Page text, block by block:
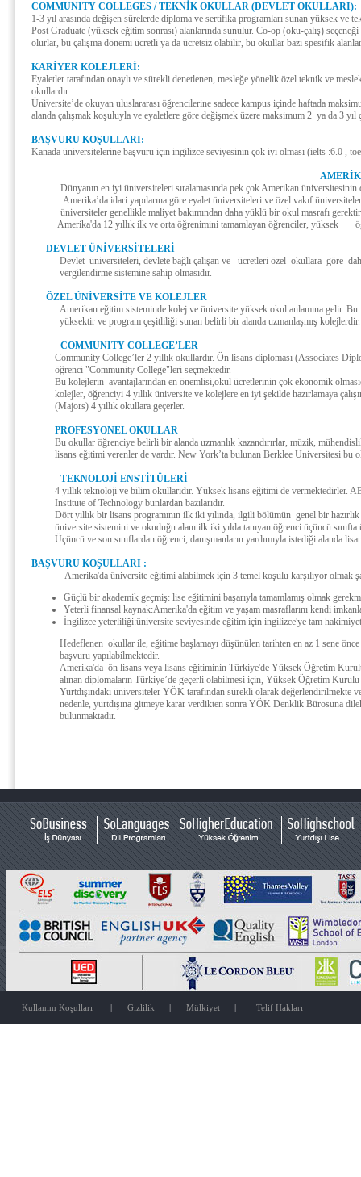
COMMUNITY COLLEGES / TEKNİK OKULLAR (DEVLET OKULLARI):
1-3 yıl arasında değişen sürelerde diploma ve sertifika programları sunan yüksek
Post Graduate (yüksek eğitim sonrası) alanlarında sunulur. Co-op (oku-çalış)
olurlar, bu çalışma dönemi ücretli ya da ücretsiz olabilir, bu okullar bazı spesifik
KARİYER KOLEJLERİ:
Eyaletler tarafından onaylı ve sürekli denetlenen, mesleğe yönelik özel teknik ve
okullardır.
Üniversite’de okuyan uluslararası öğrencilerine sadece kampus içinde haftada
alanda çalışmak koşuluyla ve eyaletlere göre değişmek üzere maksimum 2 ya da 3
BAŞVURU KOŞULLARI:
Kanada üniversitelerine başvuru için ingilizce seviyesinin çok iyi olması (ielts :6.0 ,
Dünyanın en iyi üniversiteleri sıralamasında pek çok Amerikan
Amerika’da idari yapılarına göre eyalet üniversiteleri ve özel vakıf
üniversiteler genellikle maliyet bakımından daha yüklü bir okul masrafı
Amerika'da 12 yıllık ilk ve orta öğrenimini tamamlayan öğrenciler, yüksek
DEVLET ÜNİVERSİTELERİ
Devlet üniversiteleri, devlete bağlı çalışan ve ücretleri özel okullara göre
vergilendirme sistemine sahip olmasıdır.
ÖZEL ÜNİVERSİTE VE KOLEJLER
Amerikan eğitim sisteminde kolej ve üniversite yüksek okul anlamına gelir.
yüksektir ve program çeşitliliği sunan belirli bir alanda uzmanlaşmış kolejlerdir.
COMMUNITY COLLEGE’LER
Community College’ler 2 yıllık okullardır. Ön lisans diploması (Associates
öğrenci "Community College"leri seçmektedir.
Bu kolejlerin avantajlarından en önemlisi,okul ücretlerinin çok ekonomik
kolejler, öğrenciyi 4 yıllık üniversite ve kolejlere en iyi şekilde hazırlamaya
(Majors) 4 yıllık okullara geçerler.
PROFESYONEL OKULLAR
Bu okullar öğrenciye belirli bir alanda uzmanlık kazandırırlar, müzik,
lisans eğitimi verenler de vardır. New York’ta bulunan Berklee Universitesi bu
TEKNOLOJİ ENSTİTÜLERİ
4 yıllık teknoloji ve bilim okullarıdır. Yüksek lisans eğitimi de
Institute of Technology bunlardan bazılarıdır.
Dört yıllık bir lisans programının ilk iki yılında, ilgili bölümün genel bir
üniversite sistemini ve okuduğu alanı ilk iki yılda tanıyan öğrenci üçüncü sınıfta
Üçüncü ve son sınıflardan öğrenci, danışmanların yardımıyla istediği alanda
BAŞVURU KOŞULLARI :
Amerika'da üniversite eğitimi alabilmek için 3 temel koşulu karşılıyor olmak
Güçlü bir akademik geçmiş: lise eğitimini başarıyla tamamlamış olmak
Yeterli finansal kaynak:Amerika'da eğitim ve yaşam masraflarını kendi
İngilizce yeterliliği:üniversite seviyesinde eğitim için ingilizce'ye tam
Hedeflenen okullar ile, eğitime başlamayı düşünülen tarihten en az 1 sene
başvuru yapılabilmektedir.
Amerika'da ön lisans veya lisans eğitiminin Türkiye'de Yüksek Öğretim Kurulu
alınan diplomaların Türkiye’de geçerli olabilmesi için, Yüksek Öğretim
Yurtdışındaki üniversiteler YÖK tarafından sürekli olarak değerlendirilmekte
nedenle, yurtdışına gitmeye karar verdikten sonra YÖK Denklik Bürosuna
bulunmaktadır.
Kullanım Koşulları | Gizlilik | Mülkiyet | Telif Hakları